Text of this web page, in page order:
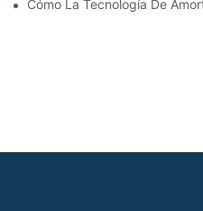
Cómo La Tecnología De